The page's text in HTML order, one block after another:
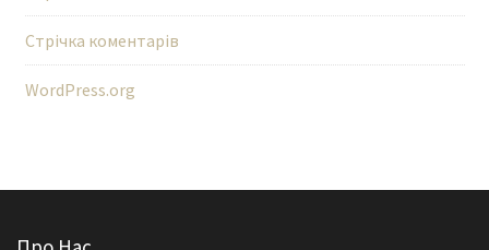
Стрічка коментарів
WordPress.org